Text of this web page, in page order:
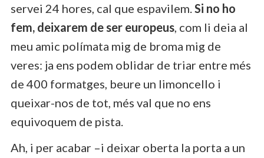
servei 24 hores, cal que espavilem.Si no ho
fem, deixarem de ser europeus, com li deia al
meu amic polímata mig de broma mig de
veres: ja ens podem oblidar de triar entre més
de 400 formatges, beure un limoncello i
queixar-nos de tot, més val que no ens
equivoquem de pista.
Ah, i per acabar –i deixar oberta la porta a un